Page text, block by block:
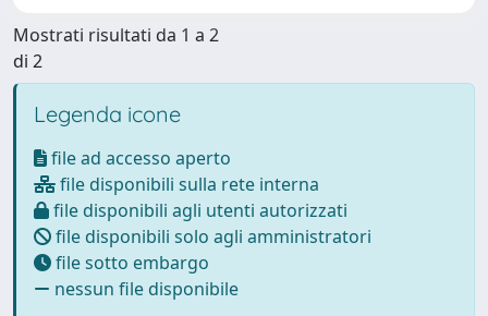
Mostrati risultati da 1 a 2
di 2
Legenda icone
file ad accesso aperto
file disponibili sulla rete interna
file disponibili agli utenti autorizzati
file disponibili solo agli amministratori
file sotto embargo
nessun file disponibile